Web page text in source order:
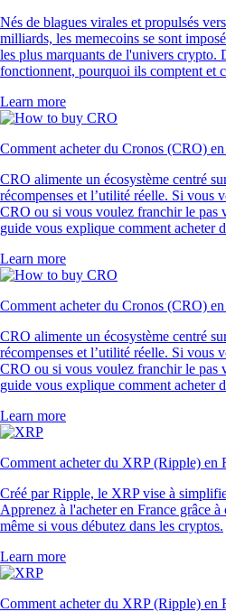
Nés de blagues virales et propulsés
milliards, les memecoins se sont
les plus marquants de l'univers crypto.
fonctionnent, pourquoi ils comptent et
Learn more
Comment acheter du Cronos (CRO)
CRO alimente un écosystème centré
récompenses et l’utilité réelle. Si vous
CRO ou si vous voulez franchir le pas
guide vous explique comment acheter
Learn more
Comment acheter du Cronos (CRO)
CRO alimente un écosystème centré
récompenses et l’utilité réelle. Si vous
CRO ou si vous voulez franchir le pas
guide vous explique comment acheter
Learn more
Comment acheter du XRP (Ripple) en
Créé par Ripple, le XRP vise à
Apprenez à l'acheter en France grâce
même si vous débutez dans les cryptos.
Learn more
Comment acheter du XRP (Ripple) en